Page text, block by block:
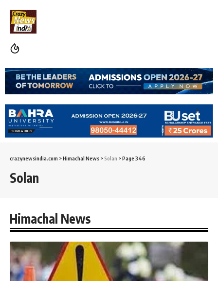
crazynewsindia.com >Himachal News >Solan >Page 346
Solan
Himachal News